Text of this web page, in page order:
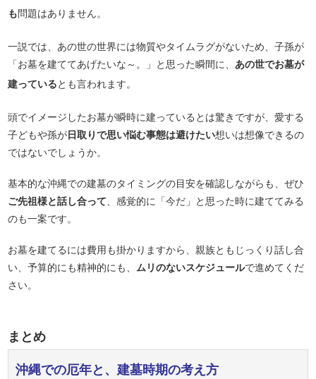
も問題はありません。
一説では、あの世の世界には物質やタイムラグがないため、子孫が
「お墓を建ててあげたいな～。」と思った瞬間に、 あの世でお墓が
建っているとも言われます。
頭でイメージしたお墓が瞬時に建っているとは驚きですが、愛する
子どもや孫が日取りで思い悩む事態は避けたい想いは想像できるの
ではないでしょうか。
基本的な沖縄での建墓のタイミングの目安を確認しながらも、ぜひ
ご先祖様と話し合って 、感覚的に「今だ」と思った時に建ててみる
のも一案です。
お墓を建てるには費用も掛かりますから、親族ともじっくり話し合
い、予算的にも精神的にも、 ムリのないスケジュールで進めてくだ
さい。
まとめ
沖縄での厄年と、建墓時期の考え方